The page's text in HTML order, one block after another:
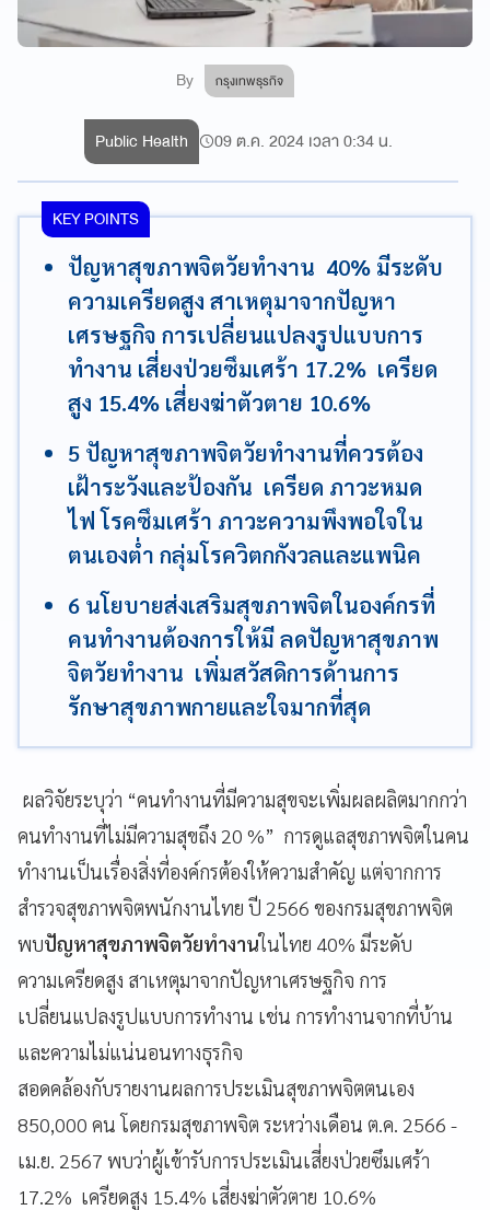
By กรุงเทพธุรกิจ
Public Health 09 ต.ค. 2024 เวลา 0:34 น.
KEY POINTS
ปัญหาสุขภาพจิตวัยทำงาน 40% มีระดับ
ความเครียดสูง สาเหตุมาจากปัญหา
เศรษฐกิจ การเปลี่ยนแปลงรูปแบบการ
ทำงาน เสี่ยงป่วยซึมเศร้า 17.2% เครียด
สูง 15.4% เสี่ยงฆ่าตัวตาย 10.6%
5 ปัญหาสุขภาพจิตวัยทำงานที่ควรต้อง
เฝ้าระวังและป้องกัน เครียด ภาวะหมด
ไฟ โรคซึมเศร้า ภาวะความพึงพอใจใน
ตนเองต่ำ กลุ่มโรควิตกกังวลและแพนิค
6 นโยบายส่งเสริมสุขภาพจิตในองค์กรที่
คนทำงานต้องการให้มี ลดปัญหาสุขภาพ
จิตวัยทำงาน เพิ่มสวัสดิการด้านการ
รักษาสุขภาพกายและใจมากที่สุด
ผลวิจัยระบุว่า “คนทำงานที่มีความสุขจะเพิ่มผลผลิตมากกว่า
คนทำงานที่ไม่มีความสุขถึง 20 %” การดูแลสุขภาพจิตในคน
ทำงานเป็นเรื่องสิ่งที่องค์กรต้องให้ความสำคัญ แต่จากการ
สำรวจสุขภาพจิตพนักงานไทย ปี 2566 ของกรมสุขภาพจิต
พบปัญหาสุขภาพจิตวัยทำงานในไทย 40% มีระดับ
ความเครียดสูง สาเหตุมาจากปัญหาเศรษฐกิจ การ
เปลี่ยนแปลงรูปแบบการทำงาน เช่น การทำงานจากที่บ้าน
และความไม่แน่นอนทางธุรกิจ
สอดคล้องกับรายงานผลการประเมินสุขภาพจิตตนเอง
850,000 คน โดยกรมสุขภาพจิต ระหว่างเดือน ต.ค. 2566 -
เม.ย. 2567 พบว่าผู้เข้ารับการประเมินเสี่ยงป่วยซึมเศร้า
17.2% เครียดสูง 15.4% เสี่ยงฆ่าตัวตาย 10.6%